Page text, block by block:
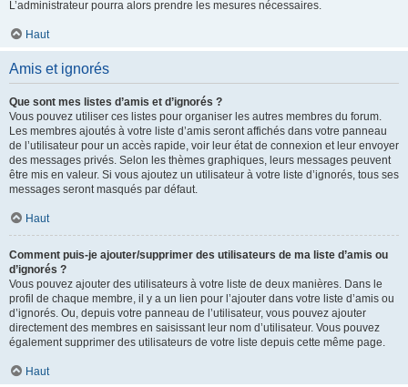
L’administrateur pourra alors prendre les mesures nécessaires.
Haut
Amis et ignorés
Que sont mes listes d’amis et d’ignorés ?
Vous pouvez utiliser ces listes pour organiser les autres membres du forum.
Les membres ajoutés à votre liste d’amis seront affichés dans votre panneau
de l’utilisateur pour un accès rapide, voir leur état de connexion et leur envoyer
des messages privés. Selon les thèmes graphiques, leurs messages peuvent
être mis en valeur. Si vous ajoutez un utilisateur à votre liste d’ignorés, tous ses
messages seront masqués par défaut.
Haut
Comment puis-je ajouter/supprimer des utilisateurs de ma liste d’amis ou
d’ignorés ?
Vous pouvez ajouter des utilisateurs à votre liste de deux manières. Dans le
profil de chaque membre, il y a un lien pour l’ajouter dans votre liste d’amis ou
d’ignorés. Ou, depuis votre panneau de l’utilisateur, vous pouvez ajouter
directement des membres en saisissant leur nom d’utilisateur. Vous pouvez
également supprimer des utilisateurs de votre liste depuis cette même page.
Haut